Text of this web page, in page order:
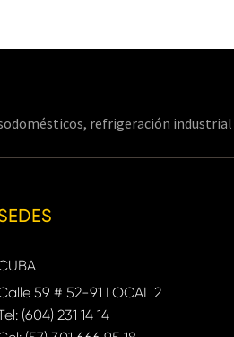
refrigeración
59 # 52-91 LOCAL 2
(604) 231 14 14